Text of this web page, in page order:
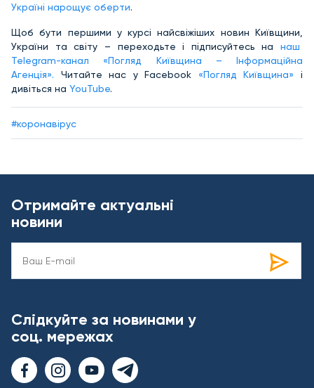
Україні нарощує оберти.
Щоб бути першими у курсі найсвіжіших новин Київщини,
України та світу – переходьте і підписуйтесь на наш
Telegram-канал «Погляд Київщина – Інформаційна
Агенція». Читайте нас у Facebook «Погляд Київщина» і
дивіться на YouTube.
#коронавірус
Отримайте актуальні
новини
Слідкуйте за новинами у
соц. мережах